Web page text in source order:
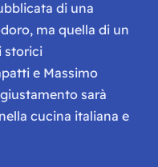
di una
ma quella di un
storici
e Massimo
sarà
cucina italiana e